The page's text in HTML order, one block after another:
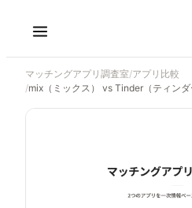
マッチングアプリ調査室/アプリ比較
/mix（ミックス） vs Tinder（ティンダ